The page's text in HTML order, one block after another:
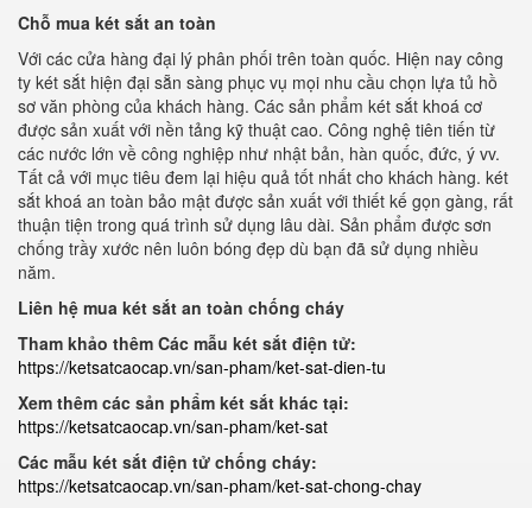
Chỗ mua két sắt an toàn
Với các cửa hàng đại lý phân phối trên toàn quốc. Hiện nay công
ty két sắt hiện đại sẵn sàng phục vụ mọi nhu cầu chọn lựa tủ hồ
sơ văn phòng của khách hàng. Các sản phẩm két sắt khoá cơ
được sản xuất với nền tảng kỹ thuật cao. Công nghệ tiên tiến từ
các nước lớn về công nghiệp như nhật bản, hàn quốc, đức, ý vv.
Tất cả với mục tiêu đem lại hiệu quả tốt nhất cho khách hàng. két
sắt khoá an toàn bảo mật được sản xuất với thiết kế gọn gàng, rất
thuận tiện trong quá trình sử dụng lâu dài. Sản phẩm được sơn
chống trầy xước nên luôn bóng đẹp dù bạn đã sử dụng nhiều
năm.
Liên hệ mua két sắt an toàn chống cháy
Tham khảo thêm Các mẫu két sắt điện tử:
https://ketsatcaocap.vn/san-pham/ket-sat-dien-tu
Xem thêm các sản phẩm két sắt khác tại:
https://ketsatcaocap.vn/san-pham/ket-sat
Các mẫu két sắt điện tử chống cháy:
https://ketsatcaocap.vn/san-pham/ket-sat-chong-chay